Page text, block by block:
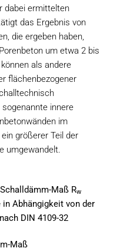
dabei ermittelten
das Ergebnis von
die ergeben haben,
um etwa 2 bis
als andere
flächenbezogener
innere
im
größerer Teil der
umgewandelt.
Maß Rw
Abhängigkeit von der
DIN 4109-32